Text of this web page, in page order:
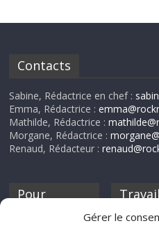
Gérer le
Contacts
Sabine, Rédactrice en chef :
Emma, Rédactrice :
Mathilde, Rédactrice :
Morgane, Rédactrice :
Renaud, Rédacteur :
Pour
discothèque